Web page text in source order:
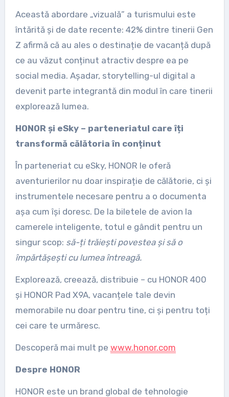
Această abordare „vizuală” a turismului este
întărită și de date recente: 42% dintre tinerii Gen
Z afirmă că au ales o destinație de vacanță după
ce au văzut conținut atractiv despre ea pe
social media. Așadar, storytelling-ul digital a
devenit parte integrantă din modul în care tinerii
explorează lumea.
HONOR și eSky – parteneriatul care îți
transformă călătoria în conținut
În parteneriat cu eSky, HONOR le oferă
aventurierilor nu doar inspirație de călătorie, ci și
instrumentele necesare pentru a o documenta
așa cum își doresc. De la biletele de avion la
camerele inteligente, totul e gândit pentru un
singur scop: să-ți trăiești povestea și să o
împărtășești cu lumea întreagă.
Explorează, creează, distribuie – cu HONOR 400
și HONOR Pad X9A, vacanțele tale devin
memorabile nu doar pentru tine, ci și pentru toți
cei care te urmăresc.
Descoperă mai mult pe www.honor.com
Despre HONOR
HONOR este un brand global de tehnologie